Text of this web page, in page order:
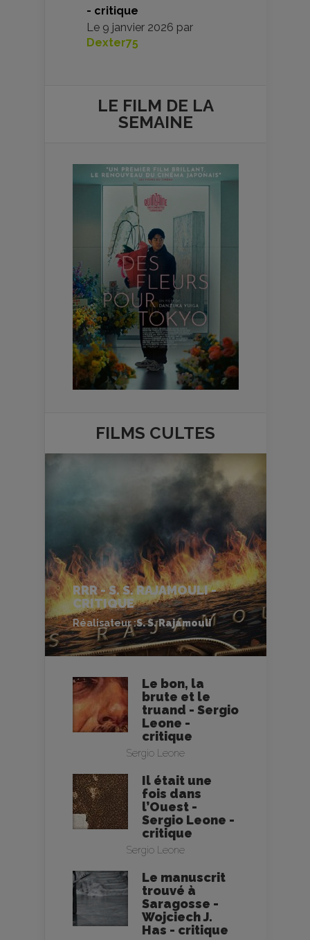
- critique
Le 9 janvier 2026 par
Dexter75
LE FILM DE LA
SEMAINE
FILMS CULTES
RRR - S. S. RAJAMOULI -
CRITIQUE
Réalisateur :S. S. Rajamouli
Le bon, la
brute et le
truand - Sergio
Leone -
critique
Sergio Leone
Il était une
fois dans
l’Ouest -
Sergio Leone -
critique
Sergio Leone
Le manuscrit
trouvé à
Saragosse -
Wojciech J.
Has - critique